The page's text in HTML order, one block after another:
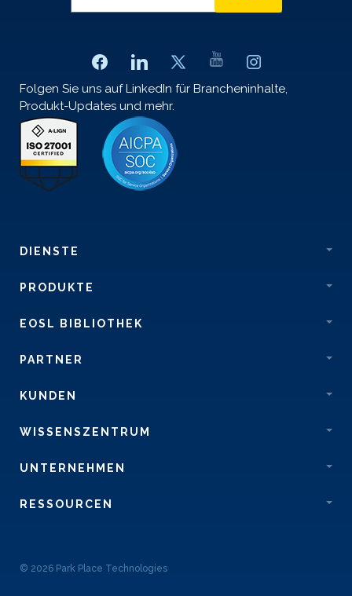
Folgen Sie uns auf LinkedIn für Brancheninhalte,
Produkt-Updates und mehr.
DIENSTE
PRODUKTE
EOSL BIBLIOTHEK
PARTNER
KUNDEN
WISSENSZENTRUM
UNTERNEHMEN
RESSOURCEN
© 2026 Park Place Technologies